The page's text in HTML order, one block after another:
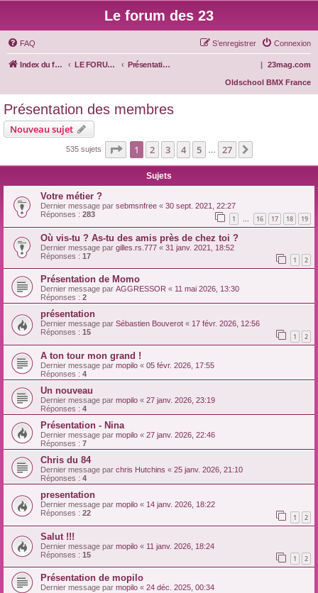
Le forum des 23
FAQ Connexion
S’enregistrer
Index du forum LE FORUM DES 23 Présentation des membres 23mag.com
|
Oldschool BMX France
Présentation des membres
Nouveau sujet
535 sujets Page 1sur27
1 2 3 4 5 27
Sujets
Votre métier ?
Dernier message par sebmsnfree « 30 sept. 2021, 22:27
Réponses : 283 1 … 16 17 18 19
Où vis-tu ? As-tu des amis près de chez toi ?
Dernier message par gilles.rs.777 « 31 janv. 2021, 18:52
Réponses : 17 1 2
Présentation de Momo
Dernier message par AGGRESSOR « 11 mai 2026, 13:30
Réponses : 2
présentation
Dernier message par Sébastien Bouverot « 17 févr. 2026, 12:56
Réponses : 15 1 2
A ton tour mon grand !
Dernier message par mopilo « 05 févr. 2026, 17:55
Réponses : 4
Un nouveau
Dernier message par mopilo « 27 janv. 2026, 23:19
Réponses : 4
Présentation - Nina
Dernier message par mopilo « 27 janv. 2026, 22:46
Réponses : 7
Chris du 84
Dernier message par chris Hutchins « 25 janv. 2026, 21:10
Réponses : 4
presentation
Dernier message par mopilo « 14 janv. 2026, 18:22
Réponses : 22 1 2
Salut !!!
Dernier message par mopilo « 11 janv. 2026, 18:24
Réponses : 15 1 2
Présentation de mopilo
Dernier message par mopilo « 24 déc. 2025, 00:34